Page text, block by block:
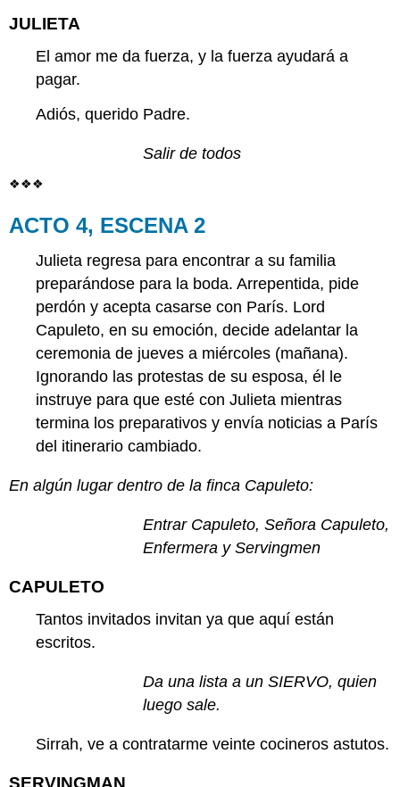
JULIETA
El amor me da fuerza, y la fuerza ayudará a
pagar.
Adiós, querido Padre.
Salir de todos
❖❖❖
ACTO 4, ESCENA 2
Julieta regresa para encontrar a su familia
preparándose para la boda. Arrepentida, pide
perdón y acepta casarse con París. Lord
Capuleto, en su emoción, decide adelantar la
ceremonia de jueves a miércoles (mañana).
Ignorando las protestas de su esposa, él le
instruye para que esté con Julieta mientras
termina los preparativos y envía noticias a París
del itinerario cambiado.
En algún lugar dentro de la finca Capuleto:
Entrar Capuleto, Señora Capuleto,
Enfermera y Servingmen
CAPULETO
Tantos invitados invitan ya que aquí están
escritos.
Da una lista a un SIERVO, quien
luego sale.
Sirrah, ve a contratarme veinte cocineros astutos.
SERVINGMAN